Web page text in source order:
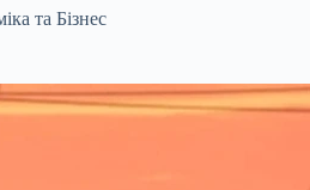
та Бізнес